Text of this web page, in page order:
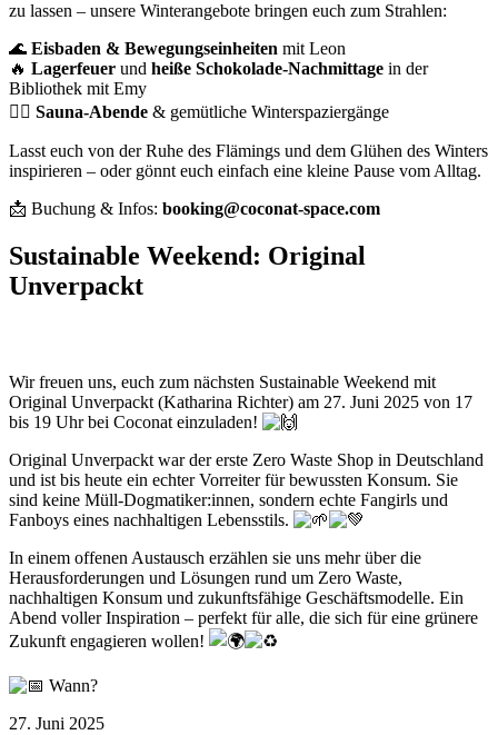
zu lassen – unsere Winterangebote bringen euch zum Strahlen:
🌊 Eisbaden & Bewegungseinheiten mit Leon
🔥 Lagerfeuer und heiße Schokolade-Nachmittage in der
Bibliothek mit Emy
🧖‍♀️ Sauna-Abende & gemütliche Winterspaziergänge
Lasst euch von der Ruhe des Flämings und dem Glühen des Winters
inspirieren – oder gönnt euch einfach eine kleine Pause vom Alltag.
📩 Buchung & Infos: booking@coconat-space.com
Sustainable Weekend: Original
Unverpackt
Wir freuen uns, euch zum nächsten Sustainable Weekend mit
Original Unverpackt (Katharina Richter) am 27. Juni 2025 von 17
bis 19 Uhr bei Coconat einzuladen!
Original Unverpackt war der erste Zero Waste Shop in Deutschland
und ist bis heute ein echter Vorreiter für bewussten Konsum. Sie
sind keine Müll-Dogmatiker:innen, sondern echte Fangirls und
Fanboys eines nachhaltigen Lebensstils.
In einem offenen Austausch erzählen sie uns mehr über die
Herausforderungen und Lösungen rund um Zero Waste,
nachhaltigen Konsum und zukunftsfähige Geschäftsmodelle. Ein
Abend voller Inspiration – perfekt für alle, die sich für eine grünere
Zukunft engagieren wollen!
Wann?
27. Juni 2025